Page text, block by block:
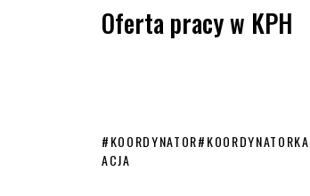
Oferta pracy w KPH
#KOORDYNATOR#KOORDYNATORKA
ACJA